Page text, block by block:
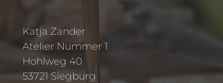
Katja Zander
Atelier Nummer 1
Hohlweg 40
53721 Siegburg